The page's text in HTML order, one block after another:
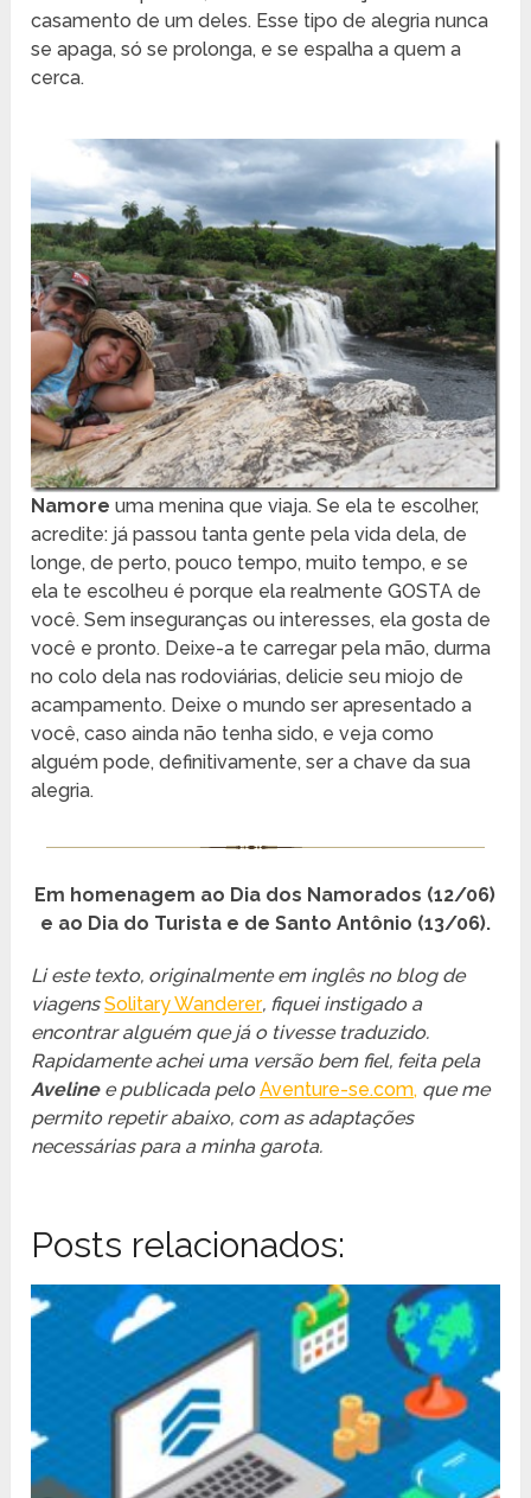
casamento de um deles. Esse tipo de alegria nunca
se apaga, só se prolonga, e se espalha a quem a
cerca.
Namore uma menina que viaja. Se ela te escolher,
acredite: já passou tanta gente pela vida dela, de
longe, de perto, pouco tempo, muito tempo, e se
ela te escolheu é porque ela realmente GOSTA de
você. Sem inseguranças ou interesses, ela gosta de
você e pronto. Deixe-a te carregar pela mão, durma
no colo dela nas rodoviárias, delicie seu miojo de
acampamento. Deixe o mundo ser apresentado a
você, caso ainda não tenha sido, e veja como
alguém pode, definitivamente, ser a chave da sua
alegria.
Em homenagem ao Dia dos Namorados (12/06)
e ao Dia do Turista e de Santo Antônio (13/06).
Li este texto, originalmente em inglês no blog de
viagensSolitary Wanderer, fiquei instigado a
encontrar alguém que já o tivesse traduzido.
Rapidamente achei uma versão bem fiel, feita pela
Avelinee publicada peloAventure-se.com, que me
permito repetir abaixo, com as adaptações
necessárias para a minha garota.
Posts relacionados: